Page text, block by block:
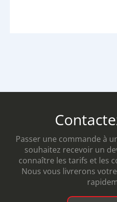
Passer une commande à
souhaitez recevoir un
connaître les tarifs et les
Nous vous livrerons